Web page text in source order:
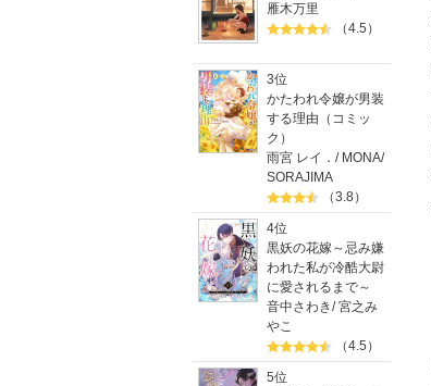
雁木万里
（4.5）
3位
かたわれ令嬢が男装
する理由（コミッ
ク）
雨宮 レイ． / MONA/
SORAJIMA
（3.8）
4位
黒妖の花嫁～忌み嫌
われた私が冷酷大尉
に愛されるまで～
音中さわき/宮之み
やこ
（4.5）
5位